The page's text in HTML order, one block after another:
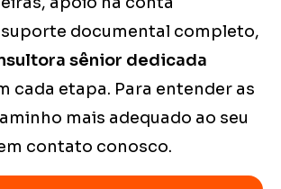
suporte documental completo,
sênior dedicada
cada etapa. Para entender as
mais adequado ao seu
contato conosco.